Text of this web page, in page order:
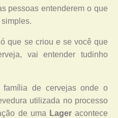
pessoas entenderem o que
que se criou e se você que
vai entender tudinho
de cervejas onde o
utilizada no processo
de uma Lageracontece